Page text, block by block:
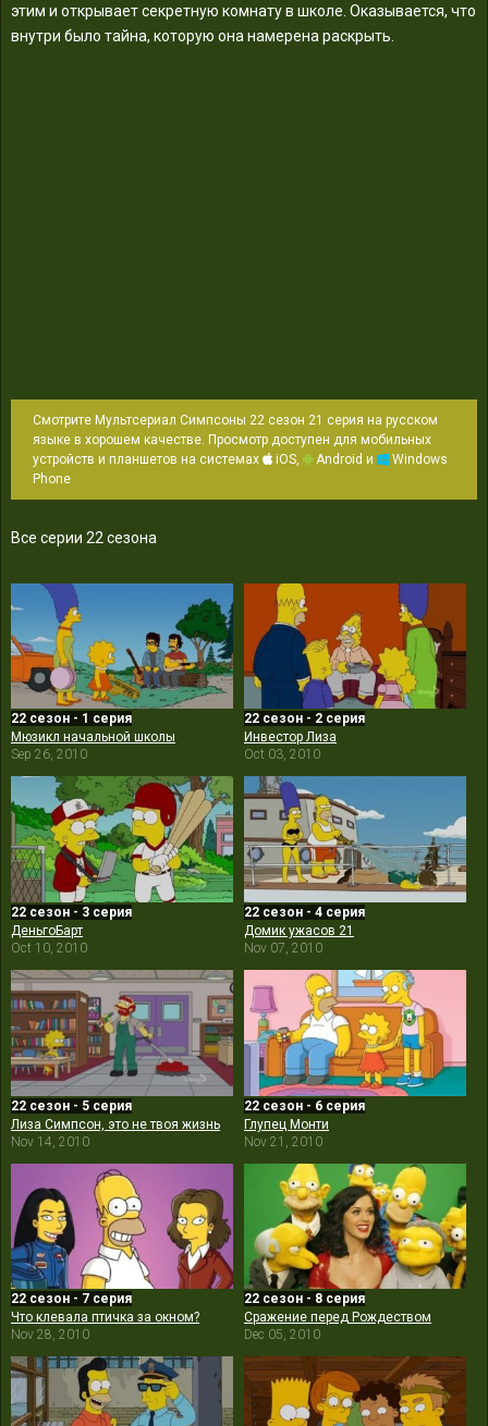
этим и открывает секретную комнату в школе. Оказывается, что
внутри было тайна, которую она намерена раскрыть.
Смотрите Мультсериал Симпсоны 22 сезон 21 серия на русском
языке в хорошем качестве. Просмотр доступен для мобильных
устройств и планшетов на системах
iOS, Android и
Windows
Phone
Все серии 22 сезона
22 сезон - 1 серия
Мюзикл начальной школы
Sep 26, 2010
22 сезон - 2 серия
Инвестор Лиза
Oct 03, 2010
22 сезон - 3 серия
ДеньгоБарт
Oct 10, 2010
22 сезон - 4 серия
Домик ужасов 21
Nov 07, 2010
22 сезон - 5 серия
Лиза Симпсон, это не твоя жизнь
Nov 14, 2010
22 сезон - 6 серия
Глупец Монти
Nov 21, 2010
22 сезон - 7 серия
Что клевала птичка за окном?
Nov 28, 2010
22 сезон - 8 серия
Сражение перед Рождеством
Dec 05, 2010